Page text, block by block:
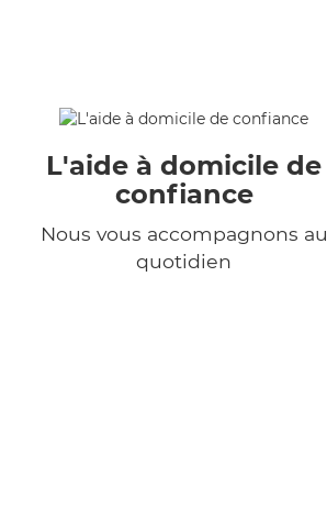
L'aide à domicile de
confiance
Nous vous accompagnons au
quotidien